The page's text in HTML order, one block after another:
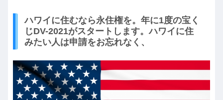
ハワイに住むなら永住権を。年に1度の宝く
じDV-2021がスタートします。ハワイに住
みたい人は申請をお忘れなく、